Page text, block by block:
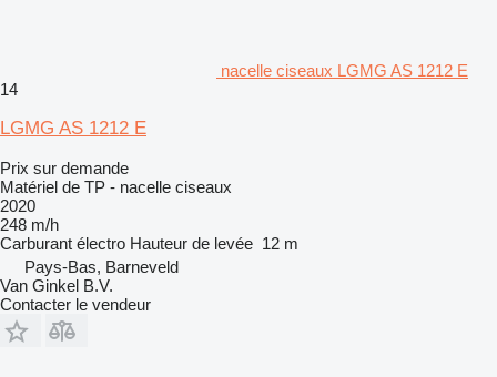
nacelle ciseaux LGMG AS 1212 E
14
LGMG AS 1212 E
Prix sur demande
Matériel de TP - nacelle ciseaux
2020
248 m/h
Carburant électro Hauteur de levée 12 m
Pays-Bas, Barneveld
Van Ginkel B.V.
Contacter le vendeur